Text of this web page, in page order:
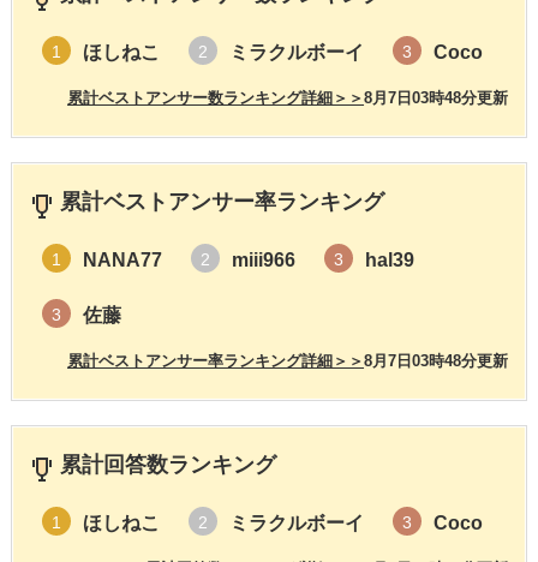
1 ほしねこ 2 ミラクルボーイ 3 Coco
8月7日03時48分更新
累計ベストアンサー数ランキング詳細＞＞
累計ベストアンサー率ランキング
1 NANA77 2 miii966 3 hal39
3 佐藤
8月7日03時48分更新
累計ベストアンサー率ランキング詳細＞＞
累計回答数ランキング
1 ほしねこ 2 ミラクルボーイ 3 Coco